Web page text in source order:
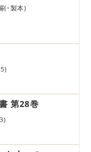
･製本)
第28巻